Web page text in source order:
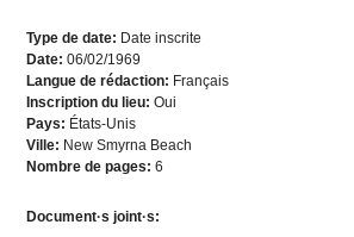
Type de date: Date inscrite
Date:06/02/1969
Langue de rédaction: Français
Inscription du lieu:Oui
Pays: États-Unis
Ville: New Smyrna Beach
Nombre de pages:6
Document·s joint·s: